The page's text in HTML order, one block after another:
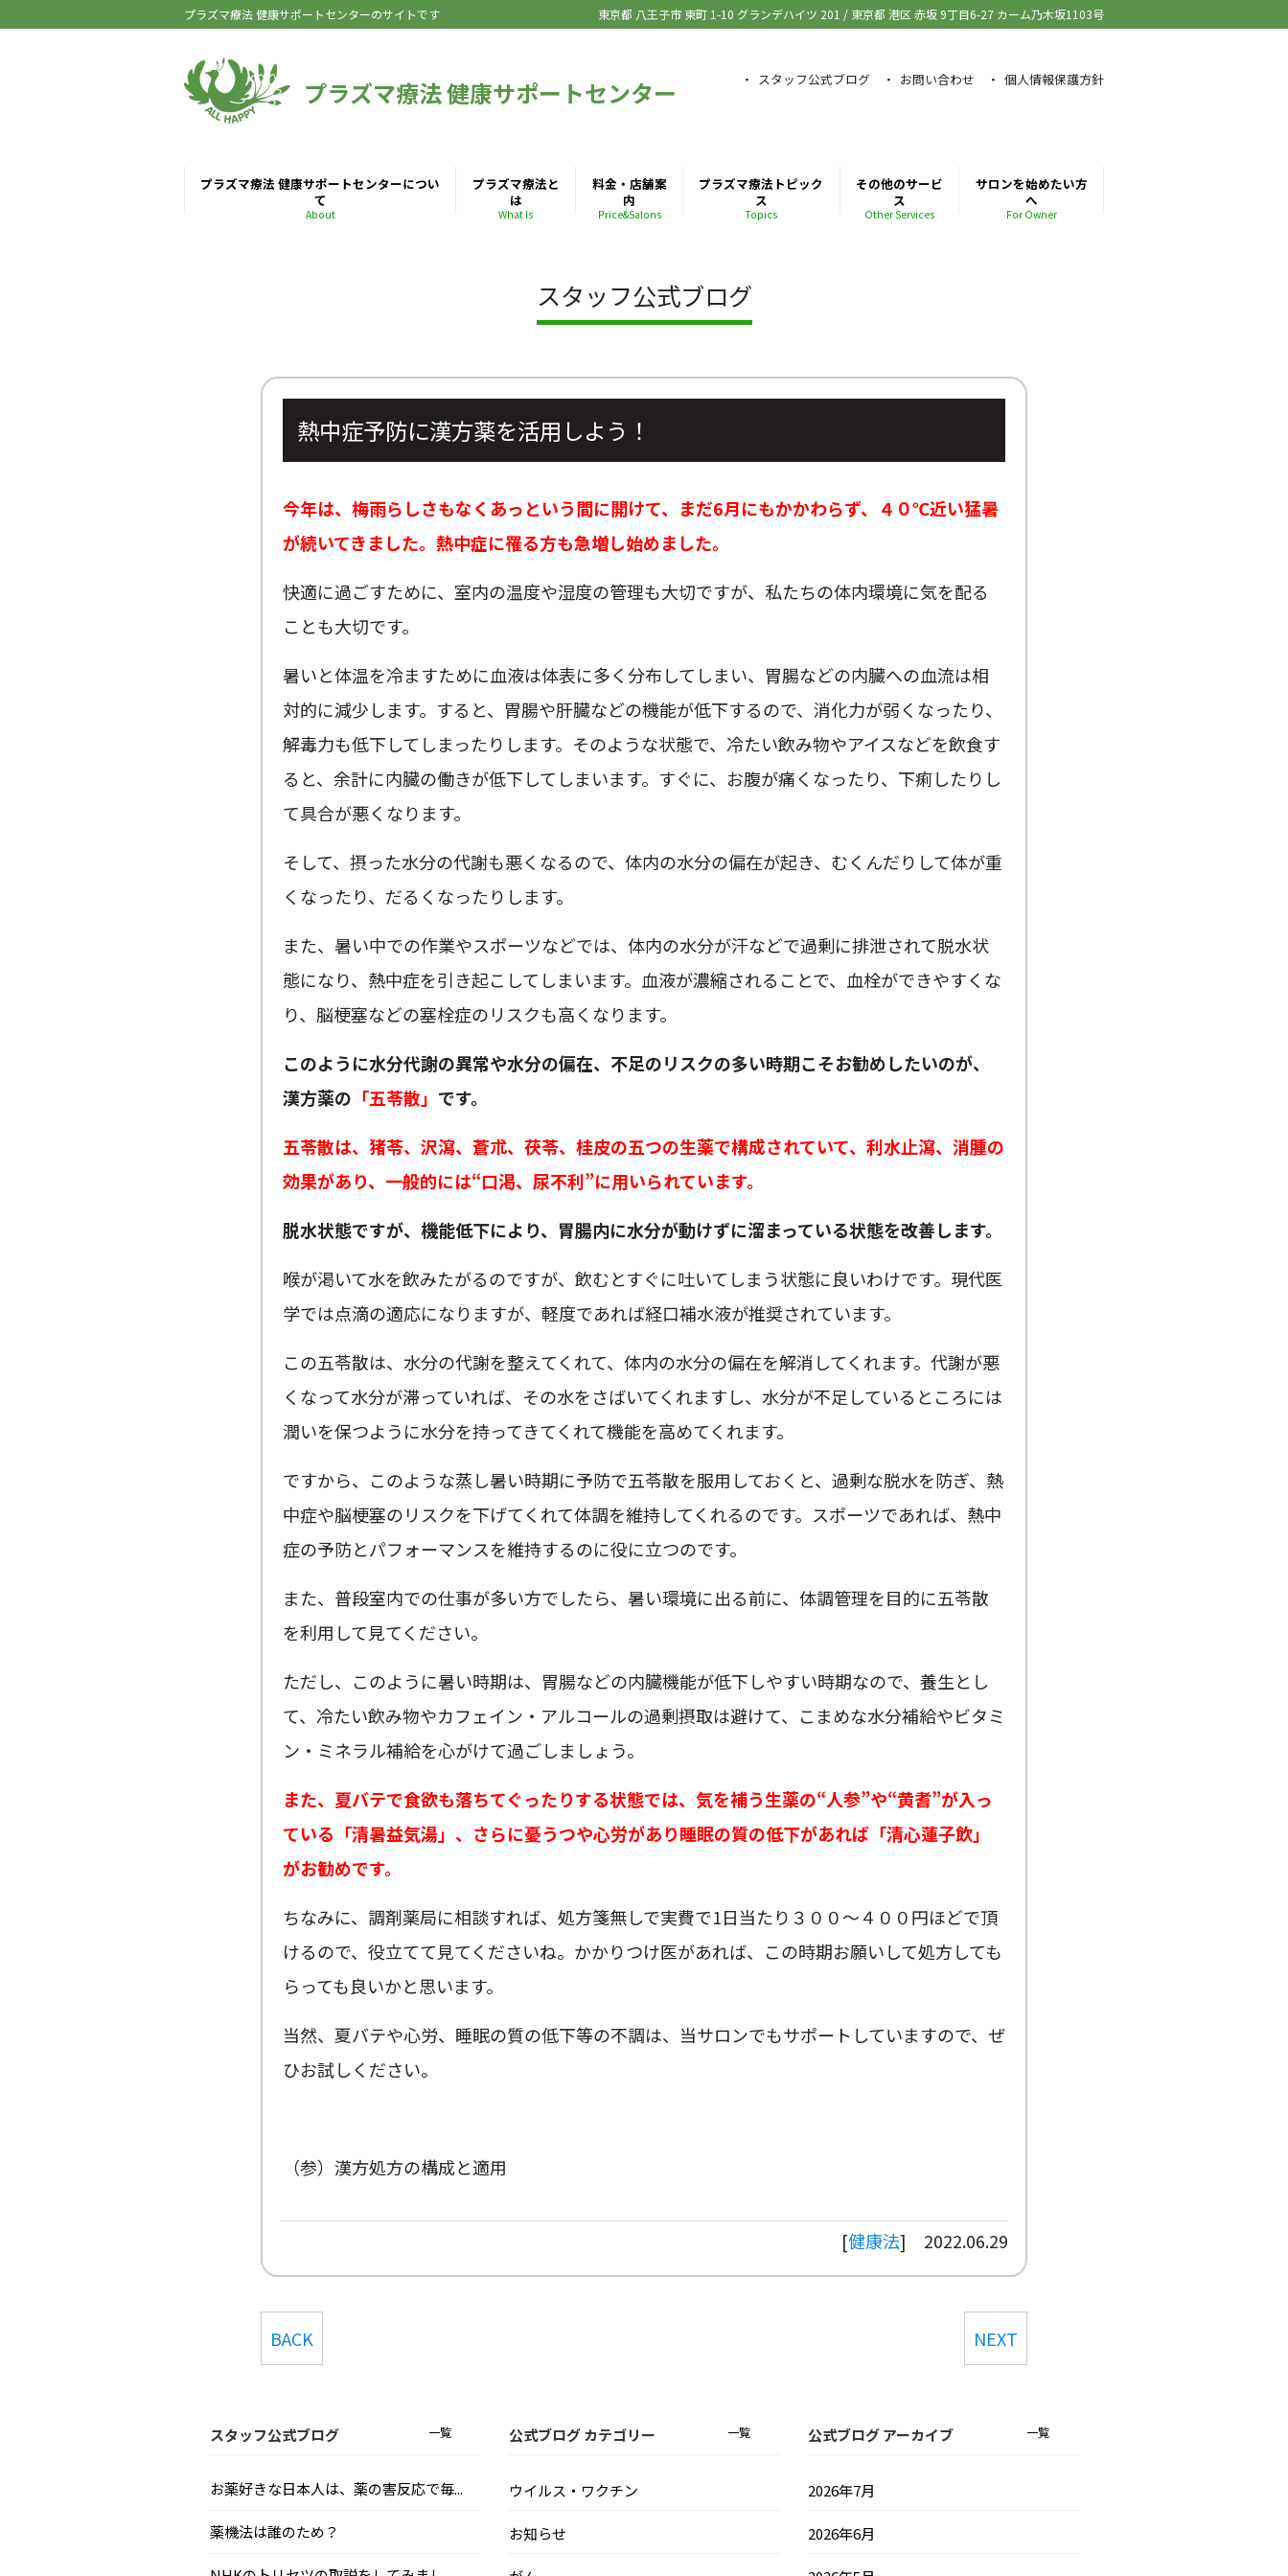
プラズマ療法 健康サポートセンターのサイトです 東京都 八王子市 東町 1-10 グランデハイツ 201 / 東京都 港区 赤坂 9丁目6-27 カーム乃木坂1103号
プラズマ療法 健康サポートセンター スタッフ公式ブログ お問い合わせ 個人情報保護方針
プラズマ療法 健康サポートセンターについ
て
About
プラズマ療法と
は
What Is
料金・店舗案
内
Price&Salons
プラズマ療法トピック
ス
Topics
その他のサービ
ス
Other Services
サロンを始めたい方
へ
For Owner
スタッフ公式ブログ
熱中症予防に漢方薬を活用しよう！
今年は、梅雨らしさもなくあっという間に開けて、まだ6月にもかかわらず、４０℃近い猛暑
が続いてきました。熱中症に罹る方も急増し始めました。
快適に過ごすために、室内の温度や湿度の管理も大切ですが、私たちの体内環境に気を配る
ことも大切です。
暑いと体温を冷ますために血液は体表に多く分布してしまい、胃腸などの内臓への血流は相
対的に減少します。すると、胃腸や肝臓などの機能が低下するので、消化力が弱くなったり、
解毒力も低下してしまったりします。そのような状態で、冷たい飲み物やアイスなどを飲食す
ると、余計に内臓の働きが低下してしまいます。すぐに、お腹が痛くなったり、下痢したりし
て具合が悪くなります。
そして、摂った水分の代謝も悪くなるので、体内の水分の偏在が起き、むくんだりして体が重
くなったり、だるくなったりします。
また、暑い中での作業やスポーツなどでは、体内の水分が汗などで過剰に排泄されて脱水状
態になり、熱中症を引き起こしてしまいます。血液が濃縮されることで、血栓ができやすくな
り、脳梗塞などの塞栓症のリスクも高くなります。
このように水分代謝の異常や水分の偏在、不足のリスクの多い時期こそお勧めしたいのが、
漢方薬の 「五苓散」 です。
五苓散は、猪苓、沢瀉、蒼朮、茯苓、桂皮の五つの生薬で構成されていて、利水止瀉、消腫の
効果があり、一般的には“口渇、尿不利”に用いられています。
脱水状態ですが、機能低下により、胃腸内に水分が動けずに溜まっている状態を改善します。
喉が渇いて水を飲みたがるのですが、飲むとすぐに吐いてしまう状態に良いわけです。現代医
学では点滴の適応になりますが、軽度であれば経口補水液が推奨されています。
この五苓散は、水分の代謝を整えてくれて、体内の水分の偏在を解消してくれます。代謝が悪
くなって水分が滞っていれば、その水をさばいてくれますし、水分が不足しているところには
潤いを保つように水分を持ってきてくれて機能を高めてくれます。
ですから、このような蒸し暑い時期に予防で五苓散を服用しておくと、過剰な脱水を防ぎ、熱
中症や脳梗塞のリスクを下げてくれて体調を維持してくれるのです。スポーツであれば、熱中
症の予防とパフォーマンスを維持するのに役に立つのです。
また、普段室内での仕事が多い方でしたら、暑い環境に出る前に、体調管理を目的に五苓散
を利用して見てください。
ただし、このように暑い時期は、胃腸などの内臓機能が低下しやすい時期なので、養生とし
て、冷たい飲み物やカフェイン・アルコールの過剰摂取は避けて、こまめな水分補給やビタミ
ン・ミネラル補給を心がけて過ごしましょう。
また、夏バテで食欲も落ちてぐったりする状態では、気を補う生薬の“人参”や“黄耆”が入っ
ている「清暑益気湯」、さらに憂うつや心労があり睡眠の質の低下があれば「清心蓮子飲」
がお勧めです。
ちなみに、調剤薬局に相談すれば、処方箋無しで実費で1日当たり３００～４００円ほどで頂
けるので、役立てて見てくださいね。かかりつけ医があれば、この時期お願いして処方しても
らっても良いかと思います。
当然、夏バテや心労、睡眠の質の低下等の不調は、当サロンでもサポートしていますので、ぜ
ひお試しください。
（参）漢方処方の構成と適用
[健康法] 2022.06.29
BACK NEXT
スタッフ公式ブログ 一覧
お薬好きな日本人は、薬の害反応で毎...
薬機法は誰のため？
公式ブログ カテゴリー 一覧
ウイルス・ワクチン
お知らせ
公式ブログ アーカイブ 一覧
2026年7月
2026年6月